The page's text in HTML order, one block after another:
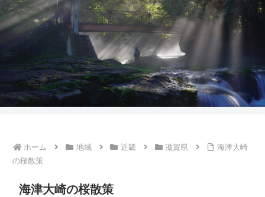
ホーム 地域 近畿 滋賀県
海津大崎
の桜散策
海津大崎の桜散策